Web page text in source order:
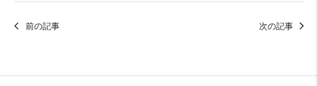
前の記事 次の記事